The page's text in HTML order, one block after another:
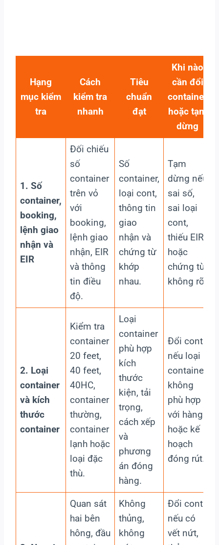
Hạng
mục kiểm
tra
Cách
kiểm tra
nhanh
Tiêu
chuẩn
đạt
Khi nào
cần đổi
container
hoặc tạm
dừng
1. Số
container,
booking,
lệnh giao
nhận và
EIR
Đối chiếu
số
container
trên vỏ
với
booking,
lệnh giao
nhận, EIR
và thông
tin điều
độ.
Số
container,
loại cont,
thông tin
giao
nhận và
chứng từ
khớp
nhau.
Tạm
dừng nếu
sai số,
sai loại
cont,
thiếu EIR
hoặc
chứng từ
không rõ.
2. Loại
container
và kích
thước
container
Kiểm tra
container
20 feet,
40 feet,
40HC,
container
thường,
container
lạnh hoặc
loại đặc
thù.
Loại
container
phù hợp
kích
thước
kiện, tải
trọng,
cách xếp
và
phương
án đóng
hàng.
Đổi cont
nếu loại
container
không
phù hợp
với hàng
hoặc kế
hoạch
đóng rút.
Quan sát
hai bên
hông, đầu
Không
thủng,
không
Đổi cont
nếu có
vết nứt,